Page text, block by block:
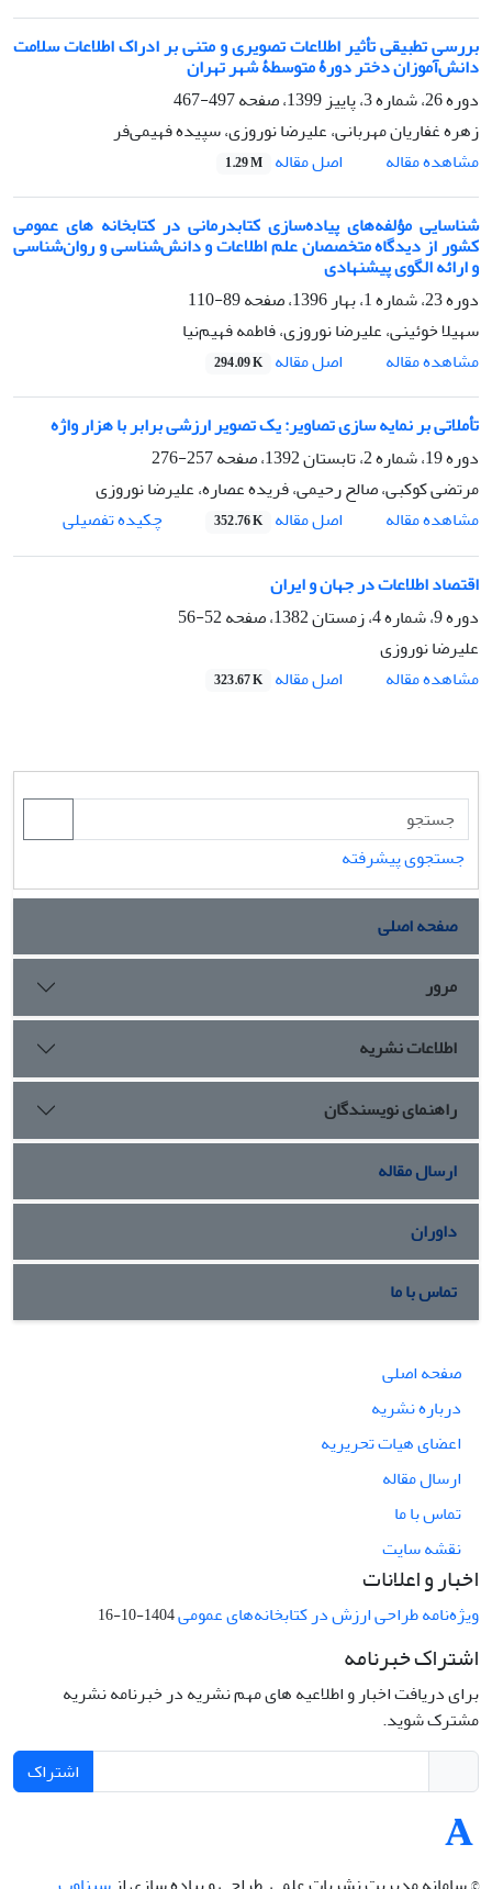
بررسی تطبیقی تأثیر اطلاعات تصویری و متنی بر ادراک اطلاعات سلامت
دانش‌‌آموزان دختر دورۀ متوسطۀ شهر تهران
دوره 26، شماره 3، پاییز 1399، صفحه
497-467
زهره غفاریان مهربانی، علیرضا نوروزی، سپیده فهیمی‌فر
مشاهده مقاله
اصل مقاله 1.29 M
شناسایی مؤلفه‌های پیاده‌سازی کتاب‎درمانی در کتابخانه‌ های عمومی
کشور از دیدگاه متخصصان علم اطلاعات و دانش‎‌شناسی و روان‌شناسی
و ارائه الگوی پیشنهادی
دوره 23، شماره 1، بهار 1396، صفحه
89-110
سهیلا خوئینی، علیرضا نوروزی، فاطمه فهیم‌نیا
مشاهده مقاله
اصل مقاله 294.09 K
تأملاتی بر نمایه‌ سازی تصاویر: یک تصویر ارزشی برابر با هزار واژه
دوره 19، شماره 2، تابستان 1392، صفحه
257-276
مرتضی کوکبی، صالح رحیمی، فریده عصاره، علیرضا نوروزی
مشاهده مقاله
اصل مقاله 352.76 K
چکیده تفصیلی
اقتصاد اطلاعات در جهان و ایران
دوره 9، شماره 4، زمستان 1382، صفحه
52-56
علیرضا نوروزی
مشاهده مقاله
اصل مقاله 323.67 K
جستجوی پیشرفته
صفحه اصلی
مرور
اطلاعات نشریه
راهنمای نویسندگان
ارسال مقاله
داوران
تماس با ما
صفحه اصلی
درباره نشریه
اعضای هیات تحریریه
ارسال مقاله
تماس با ما
نقشه سایت
اخبار و اعلانات
ویژه‌نامه طراحی ارزش در کتابخانه‌های عمومی1404-10-16
اشتراک خبرنامه
برای دریافت اخبار و اطلاعیه های مهم نشریه در خبرنامه نشریه
مشترک شوید.
اشتراک